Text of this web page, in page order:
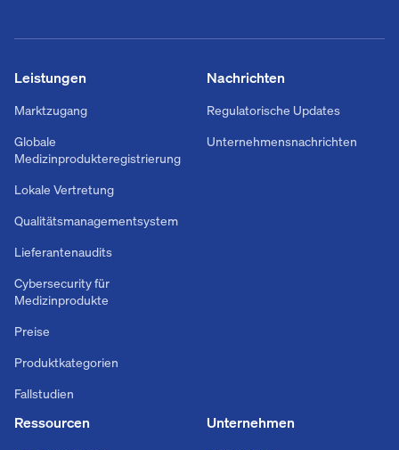
Nachrichten
Regulatorische Updates
Unternehmensnachrichten
Leistungen
Marktzugang
Globale
Medizinprodukteregistrierung
Lokale Vertretung
Qualitätsmanagementsystem
Lieferantenaudits
Cybersecurity für
Medizinprodukte
Preise
Produktkategorien
Fallstudien
Ressourcen Unternehmen